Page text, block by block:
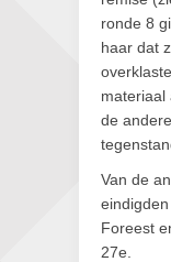
ronde 8
haar dat
materiaal
de
Van de
Foreest
27e.